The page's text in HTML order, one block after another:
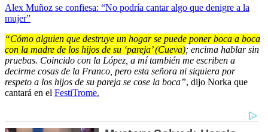
Alex Muñoz se confiesa: “No podría cantar algo que denigre a la
mujer”
“Cómo alguien que destruye un hogar se puede poner boca a boca
con la madre de los hijos de su ‘pareja’ (Cueva); encima hablar sin
pruebas. Coincido con la López, a mí también me escriben a
decirme cosas de la Franco, pero esta señora ni siquiera por
respeto a los hijos de su pareja se cose la boca”, dijo Norka que
cantará en el FestiTrome.